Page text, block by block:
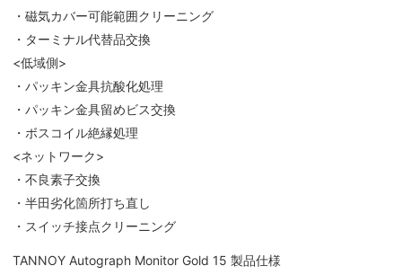
・磁気カバー可能範囲クリーニング
・ターミナル代替品交換
<低域側>
・パッキン金具抗酸化処理
・パッキン金具留めビス交換
・ボスコイル絶縁処理
<ネットワーク>
・不良素子交換
・半田劣化箇所打ち直し
・スイッチ接点クリーニング
TANNOY Autograph Monitor Gold 15 製品仕様